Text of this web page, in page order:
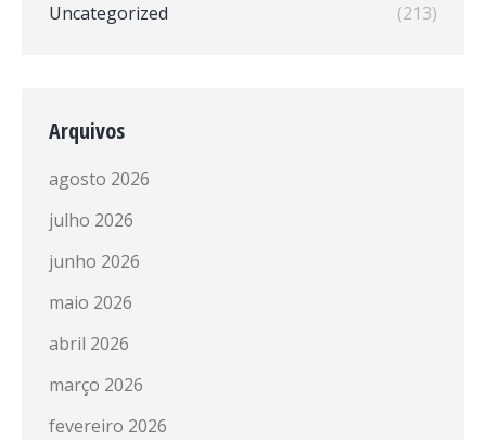
Uncategorized
(213)
Arquivos
agosto 2026
julho 2026
junho 2026
maio 2026
abril 2026
março 2026
fevereiro 2026